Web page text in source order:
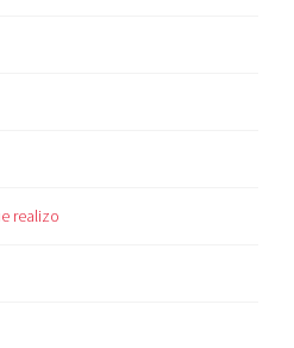
realizo